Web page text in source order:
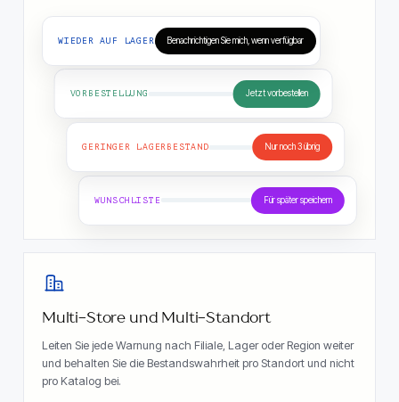
WIEDER AUF LAGER Benachrichtigen Sie mich, wenn verfügbar
VORBESTELLUNG Jetzt vorbestellen
GERINGER LAGERBESTAND Nur noch 3 übrig
WUNSCHLISTE Für später speichern
Multi-Store und Multi-Standort
Leiten Sie jede Warnung nach Filiale, Lager oder Region weiter
und behalten Sie die Bestandswahrheit pro Standort und nicht
pro Katalog bei.